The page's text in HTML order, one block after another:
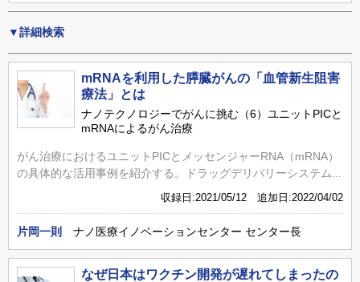
▼詳細検索
mRNAを利用した膵臓がんの「血管新生阻害
療法」とは
ナノテクノロジーでがんに挑む（6）ユニットPICと
mRNAによるがん治療
がん治療におけるユニットPICとメッセンジャーRNA（mRNA）
の具体的な活用事例を紹介する。ドラッグデリバリーシステム...
収録日:2021/05/12 追加日:2022/04/02
片岡一則 ナノ医療イノベーションセンター センター長
なぜ日本はワクチン開発が遅れてしまったの